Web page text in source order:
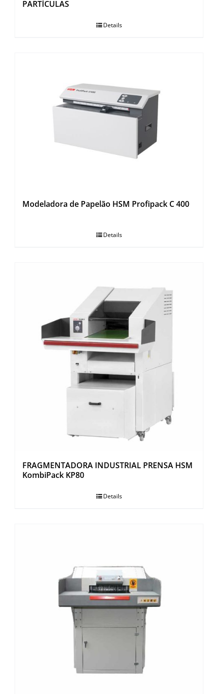
PARTÍCULAS
Details
Modeladora de Papelão HSM Profipack C 400
Details
FRAGMENTADORA INDUSTRIAL PRENSA HSM
KombiPack KP80
Details